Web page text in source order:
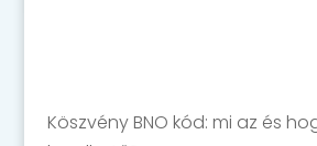
Köszvény BNO kód: mi az és